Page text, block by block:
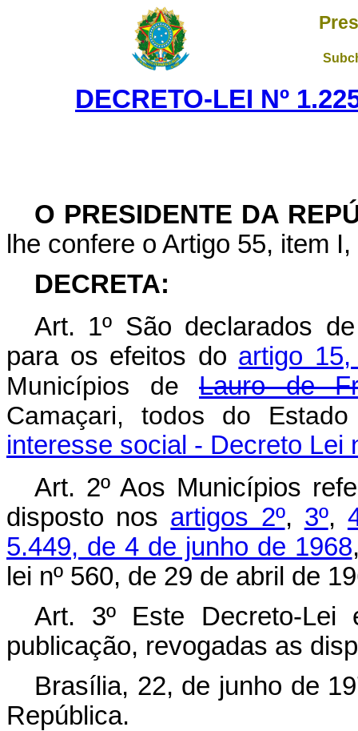
DECRETO-LEI Nº
O PRESIDENTE DA
lhe confere o Artigo 55, item
DECRETA:
Art. 1º São declarados
para os efeitos do artigo
Municípios de Lauro de
Camaçari, todos do
interesse social - Decreto Lei
Art. 2º Aos Municípios
disposto nos artigos 2º, 3º,
5.449, de 4 de junho de 1968
lei nº 560, de 29 de abril de
Art. 3º Este Decreto-
publicação, revogadas as
Brasília, 22, de junho de
República.